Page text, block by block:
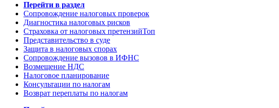
Перейти в раздел
Сопровождение налоговых проверок
Диагностика налоговых рисков
Страховка от налоговых претензийТоп
Представительство в суде
Защита в налоговых спорах
Сопровождение вызовов в ИФНС
Возмещение НДС
Налоговое планирование
Консультации по налогам
Возврат переплаты по налогам